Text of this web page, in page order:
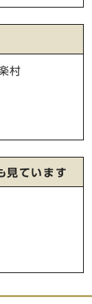
村
見ています